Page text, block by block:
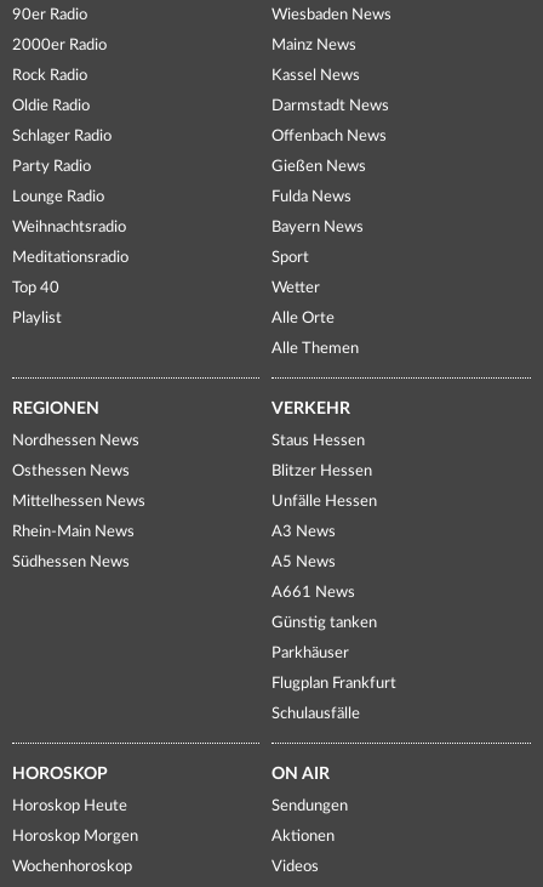
90er Radio
2000er Radio
Rock Radio
Oldie Radio
Schlager Radio
Party Radio
Lounge Radio
Weihnachtsradio
Meditationsradio
Top 40
Playlist
Wiesbaden News
Mainz News
Kassel News
Darmstadt News
Offenbach News
Gießen News
Fulda News
Bayern News
Sport
Wetter
Alle Orte
Alle Themen
REGIONEN
Nordhessen News
Osthessen News
Mittelhessen News
Rhein-Main News
Südhessen News
VERKEHR
Staus Hessen
Blitzer Hessen
Unfälle Hessen
A3 News
A5 News
A661 News
Günstig tanken
Parkhäuser
Flugplan Frankfurt
Schulausfälle
HOROSKOP
Horoskop Heute
Horoskop Morgen
Wochenhoroskop
ON AIR
Sendungen
Aktionen
Videos